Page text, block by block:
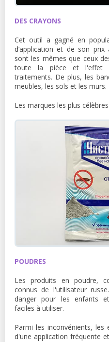
DES CRAYONS
Cet outil a gagné en
d’application et de son prix
sont les mêmes que ceux
toute la pièce et l'effet
traitements. De plus, les
meubles, les sols et les murs.
Les marques les plus
POUDRES
Les produits en poudre,
connus de l'utilisateur
danger pour les enfants
faciles à utiliser.
Parmi les inconvénients, les
d'une application fréquente